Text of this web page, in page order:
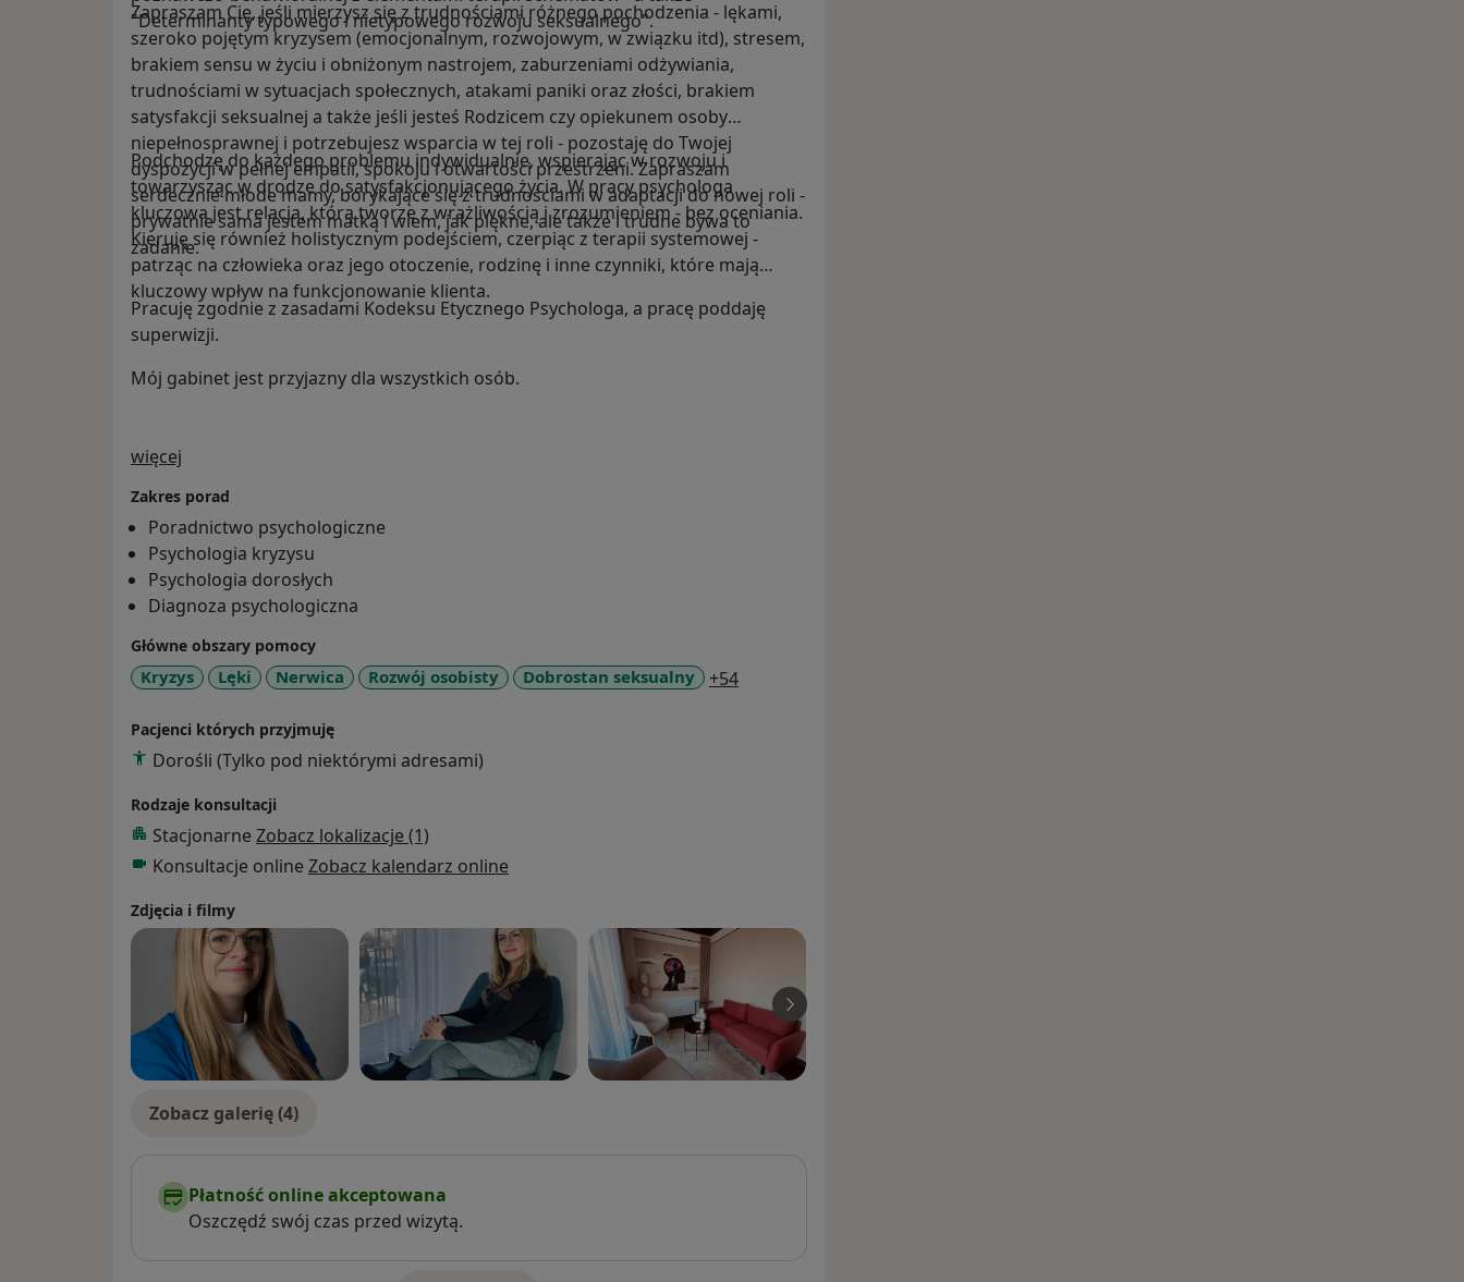
"Determinanty typowego i nietypowego rozwoju seksualnego".
Zapraszam Cię, jeśli mierzysz się z trudnościami różnego pochodzenia - lękami,
szeroko pojętym kryzysem (emocjonalnym, rozwojowym, w związku itd), stresem,
brakiem sensu w życiu i obniżonym nastrojem, zaburzeniami odżywiania,
trudnościami w sytuacjach społecznych, atakami paniki oraz złości, brakiem
satysfakcji seksualnej a także jeśli jesteś Rodzicem czy opiekunem osoby
niepełnosprawnej i potrzebujesz wsparcia w tej roli - pozostaję do Twojej
dyspozycji w pełnej empatii, spokoju i otwartości przestrzeni. Zapraszam
serdecznie młode mamy, borykające się z trudnościami w adaptacji do nowej roli -
prywatnie sama jestem matką i wiem, jak piękne, ale także i trudne bywa to
zadanie.
Podchodzę do każdego problemu indywidualnie, wspierając w rozwoju i
towarzysząc w drodze do satysfakcjonującego życia. W pracy psychologa
kluczowa jest relacja, którą tworzę z wrażliwością i zrozumieniem - bez oceniania.
Kieruję się również holistycznym podejściem, czerpiąc z terapii systemowej -
patrząc na człowieka oraz jego otoczenie, rodzinę i inne czynniki, które mają
kluczowy wpływ na funkcjonowanie klienta.
Pracuję zgodnie z zasadami Kodeksu Etycznego Psychologa, a pracę poddaję
superwizji.
Mój gabinet jest przyjazny dla wszystkich osób.
więcej
Zakres porad
Poradnictwo psychologiczne
Psychologia kryzysu
Psychologia dorosłych
Diagnoza psychologiczna
Główne obszary pomocy
Kryzys Lęki Nerwica Rozwój osobisty Dobrostan seksualny +54a11y_sr_more_diseases
Pacjenci których przyjmuję
Dorośli (Tylko pod niektórymi adresami)
Rodzaje konsultacji
Stacjonarne Zobacz lokalizacje (1)
Konsultacje online Zobacz kalendarz online
Zdjęcia i filmy
Zobacz galerię (4)
Płatność online akceptowana
Oszczędź swój czas przed wizytą.